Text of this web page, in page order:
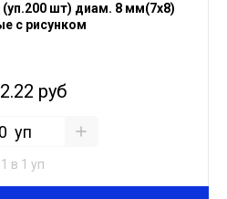
шт) диам. 8 мм(7х8)
с рисунком
руб
уп
1 в 1 уп